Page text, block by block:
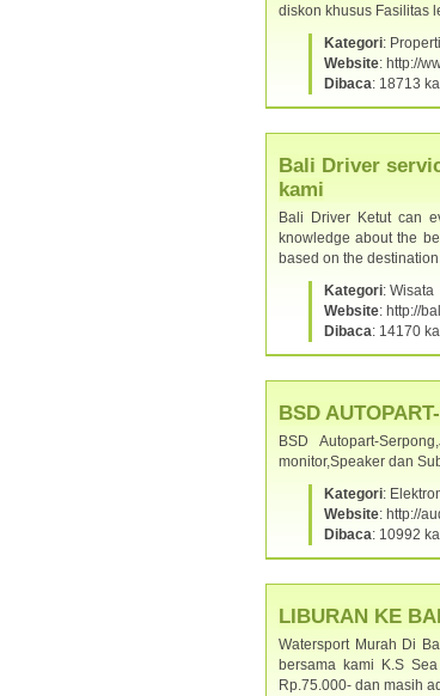
diskon khusus Fasilitas
Kategori: Properti
Website: http://
Dibaca: 18713
Bali Driver
kami
Bali Driver Ketut can
knowledge about the
based on the destination
Kategori: Wisata
Website: http://
Dibaca: 14170
BSD
BSD Autopart-
monitor,Speaker dan
Kategori:
Website: http://
Dibaca: 10992
LIBURAN KE
Watersport Murah Di
bersama kami K.S
Rp.75.000- dan masih